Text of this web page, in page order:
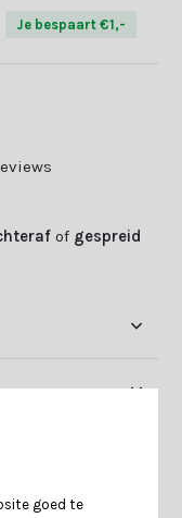
Je bespaart €1,-
of gespreid
goed te